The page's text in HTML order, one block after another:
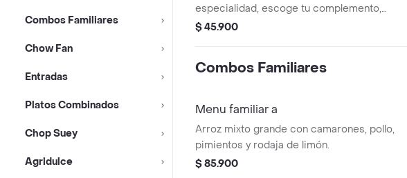
Combos Familiares
Chow Fan
Entradas
Platos Combinados
Chop Suey
Agridulce
especialidad, escoge tu complemento,
escoge tu primera bebida.
$ 45.900
Combos Familiares
Menu familiar a
Arroz mixto grande con camarones, pollo,
pimientos y rodaja de limón.
$ 85.900